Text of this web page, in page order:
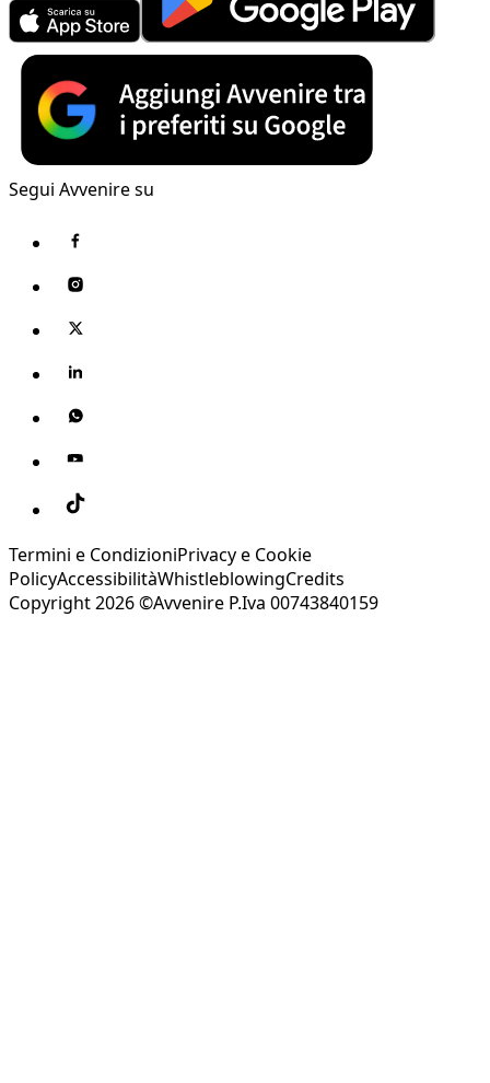
Segui Avvenire su
Termini e CondizioniPrivacy e Cookie
PolicyAccessibilitàWhistleblowingCredits
Copyright 2026 ©Avvenire P.Iva 00743840159